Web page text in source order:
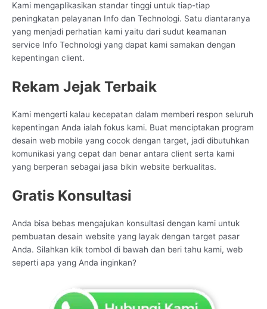
Kami mengaplikasikan standar tinggi untuk tiap-tiap
peningkatan pelayanan Info dan Technologi. Satu diantaranya
yang menjadi perhatian kami yaitu dari sudut keamanan
service Info Technologi yang dapat kami samakan dengan
kepentingan client.
Rekam Jejak Terbaik
Kami mengerti kalau kecepatan dalam memberi respon seluruh
kepentingan Anda ialah fokus kami. Buat menciptakan program
desain web mobile yang cocok dengan target, jadi dibutuhkan
komunikasi yang cepat dan benar antara client serta kami
yang berperan sebagai jasa bikin website berkualitas.
Gratis Konsultasi
Anda bisa bebas mengajukan konsultasi dengan kami untuk
pembuatan desain website yang layak dengan target pasar
Anda. Silahkan klik tombol di bawah dan beri tahu kami, web
seperti apa yang Anda inginkan?